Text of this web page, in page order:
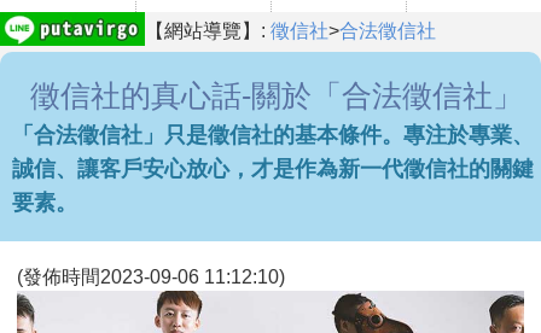
【網站導覽】: 徵信社>合法徵信社
徵信社的真心話-關於「合法徵信社」
「合法徵信社」只是徵信社的基本條件。專注於專業、
誠信、讓客戶安心放心，才是作為新一代徵信社的關鍵
要素。
(發佈時間2023-09-06 11:12:10)